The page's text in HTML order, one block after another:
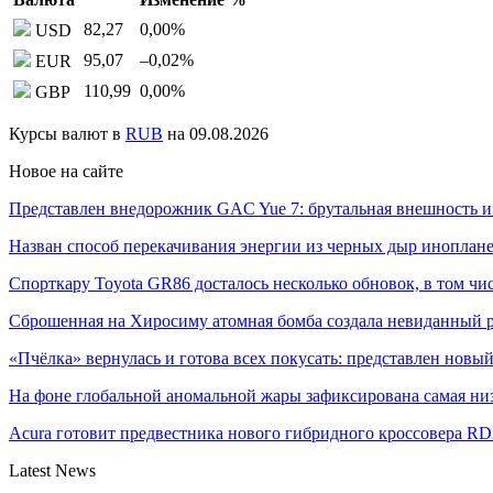
USD
82,27 0,00%
EUR
95,07 –0,02%
GBP
110,99 0,00%
Курсы валют в RUB на 09.08.2026
Новое на сайте
Представлен внедорожник GAC Yue 7: брутальная внешность
Назван способ перекачивания энергии из черных дыр
Спорткару Toyota GR86 досталось несколько обновок, в том
Сброшенная на Хиросиму атомная бомба создала невиданный
«Пчёлка» вернулась и готова всех покусать: представлен
На фоне глобальной аномальной жары зафиксирована самая
Acura готовит предвестника нового гибридного кроссовера
Latest News